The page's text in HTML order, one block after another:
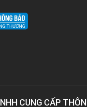
CUNG CẤP